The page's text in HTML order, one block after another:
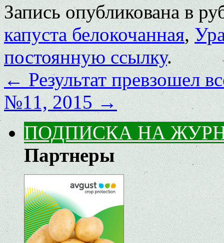
Запись опубликована в
капуста белокочанная,
постоянную ссылку.
←Результат превзошел
№11, 2015→
ПОДПИСКА НА
Партнеры